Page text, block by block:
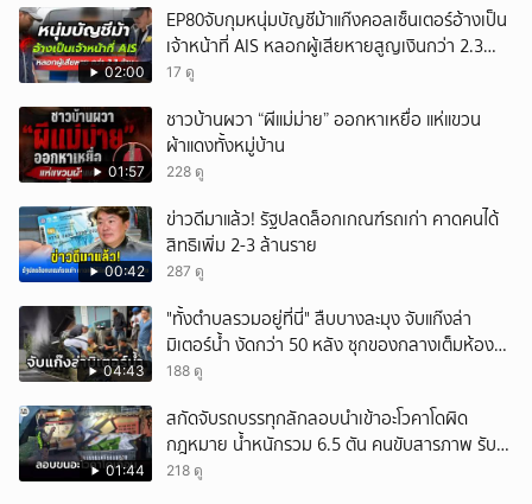
02:00
EP80จับกุมหนุ่มบัญชีม้าแก๊งคอลเซ็นเตอร์อ้างเป็น
เจ้าหน้าที่ AIS หลอกผู้เสียหายสูญเงินกว่า 2.3
ล้านบาท
17 ดู
01:57
ชาวบ้านผวา “ผีแม่ม่าย” ออกหาเหยื่อ แห่แขวน
ผ้าแดงทั้งหมู่บ้าน
228 ดู
00:42
ข่าวดีมาแล้ว! รัฐปลดล็อกเกณฑ์รถเก่า คาดคนได้
สิทธิเพิ่ม 2-3 ล้านราย
287 ดู
04:43
"ทั้งตำบลรวมอยู่ที่นี่" สืบบางละมุง จับแก๊งล่า
มิเตอร์น้ำ งัดกว่า 50 หลัง ซุกของกลางเต็มห้อง
สารภาพขายหาเงินซื้อยา จ.ชลบุรี
188 ดู
01:44
สกัดจับรถบรรทุกลักลอบนำเข้าอะโวคาโดผิด
กฎหมาย น้ำหนักรวม 6.5 ตัน คนขับสารภาพ รับ
ค่าจ้างเที่ยวละ 5,000 บาท
218 ดู